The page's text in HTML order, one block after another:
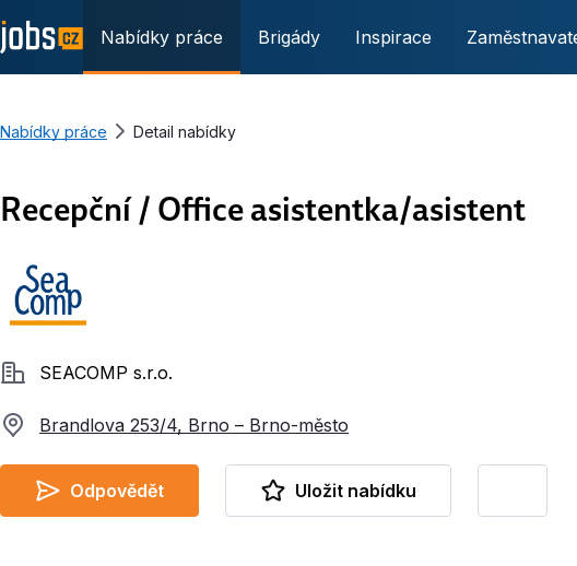
Nabídky práce Brigády Inspirace
Nabídky práce Detail nabídky
Recepční / Office asistentka/asistent
SpolečnostSEACOMP s.r.o.
Brandlova 253/4, Brno – Brno-město
Odpovědět Uložit nabídku